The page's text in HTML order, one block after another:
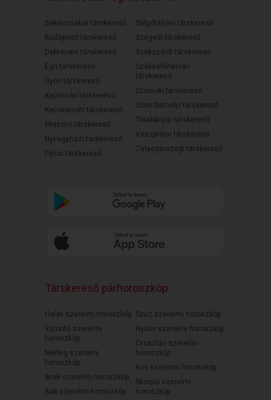
Békéscsabai társkereső
Budapesti társkereső
Debreceni társkereső
Egri társkereső
Győri társkereső
Kaposvári társkereső
Kecskeméti társkereső
Miskolci társkereső
Nyíregyházi társkereső
Pécsi társkereső
Salgótarjáni társkereső
Szegedi társkereső
Szekszárdi társkereső
Székesfehérvári
társkereső
Szolnoki társkereső
Szombathelyi társkereső
Tatabányai társkereső
Veszprémi társkereső
Zalaegerszegi társkereső
Társkereső párhoroszkóp
Halak szerelmi horoszkóp
Vízöntő szerelmi
horoszkóp
Mérleg szerelmi
horoszkóp
Ikrek szerelmi horoszkóp
Bak szerelmi horoszkóp
Szűz szerelmi horoszkóp
Nyilas szerelmi horoszkóp
Oroszlán szerelmi
horoszkóp
Kos szerelmi horoszkóp
Skorpió szerelmi
horoszkóp